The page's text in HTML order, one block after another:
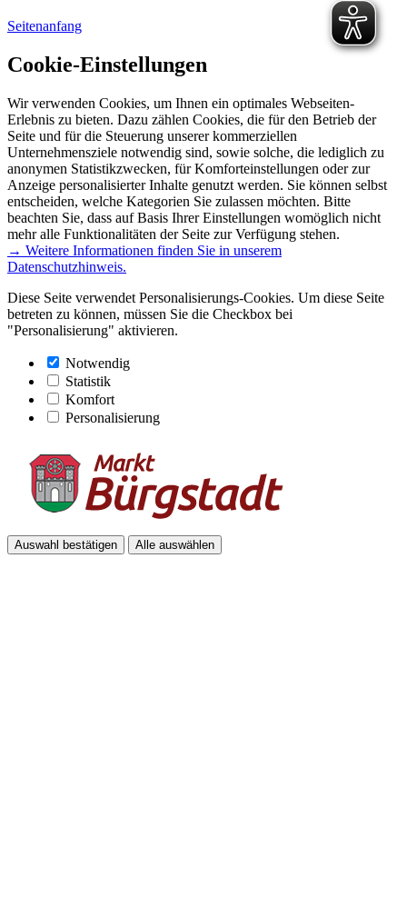
Seitenanfang
Cookie-Einstellungen
Wir verwenden Cookies, um Ihnen ein optimales Webseiten-
Erlebnis zu bieten. Dazu zählen Cookies, die für den Betrieb der
Seite und für die Steuerung unserer kommerziellen
Unternehmensziele notwendig sind, sowie solche, die lediglich zu
anonymen Statistikzwecken, für Komforteinstellungen oder zur
Anzeige personalisierter Inhalte genutzt werden. Sie können selbst
entscheiden, welche Kategorien Sie zulassen möchten. Bitte
beachten Sie, dass auf Basis Ihrer Einstellungen womöglich nicht
mehr alle Funktionalitäten der Seite zur Verfügung stehen.
→ Weitere Informationen finden Sie in unserem
Datenschutzhinweis.
Diese Seite verwendet Personalisierungs-Cookies. Um diese Seite
betreten zu können, müssen Sie die Checkbox bei
"Personalisierung" aktivieren.
Notwendig
Statistik
Komfort
Personalisierung
Auswahl bestätigen Alle auswählen